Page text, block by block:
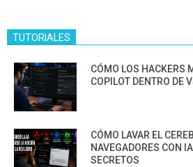
TUTORIALES
CÓMO LOS HACKERS
COPILOT DENTRO DE
CÓMO LAVAR EL
NAVEGADORES CON
SECRETOS